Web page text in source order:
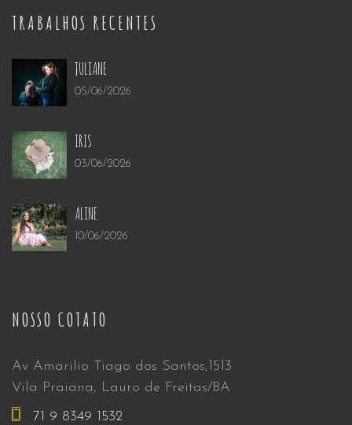
TRABALHOS RECENTES
JULIANE
05/06/2026
IRIS
03/06/2026
ALINE
10/06/2026
NOSSO COTATO
Av Amarilio Tiago dos Santos,1513
Vila Praiana, Lauro de Freitas/BA
71 9 8349 1532